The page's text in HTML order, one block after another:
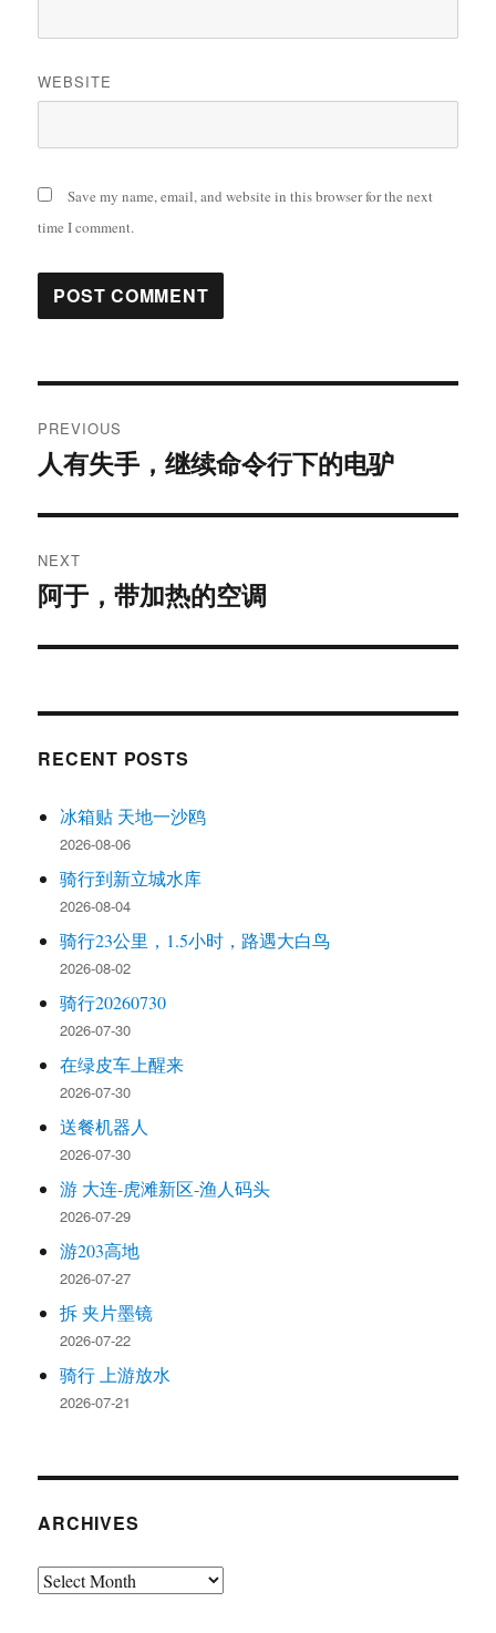
WEBSITE
Save my name, email, and website in this browser for the next
time I comment.
navigation
PREVIOUS
Previous
人有失手，继续命令行下的电驴
NEXT
Next
阿于，带加热的空调
RECENT POSTS
冰箱贴 天地一沙鸥
2026-08-06
骑行到新立城水库
2026-08-04
骑行23公里，1.5小时，路遇大白鸟
2026-08-02
骑行20260730
2026-07-30
在绿皮车上醒来
2026-07-30
送餐机器人
2026-07-30
游 大连-虎滩新区-渔人码头
2026-07-29
游203高地
2026-07-27
拆 夹片墨镜
2026-07-22
骑行 上游放水
2026-07-21
ARCHIVES
Archives